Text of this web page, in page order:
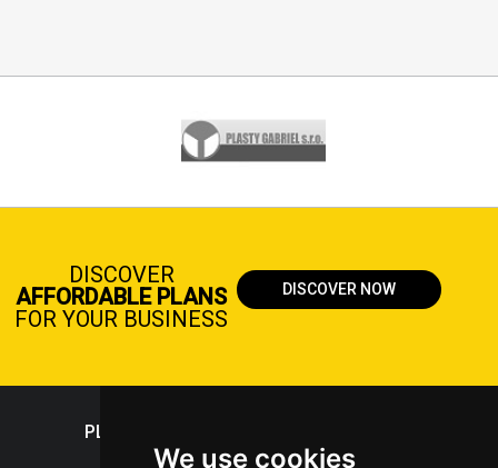
We use cookies
DISCOVER
AFFORDABLE PLANS
FOR YOUR BUSINESS
DISCOVER NOW
PLASTICPORTAL